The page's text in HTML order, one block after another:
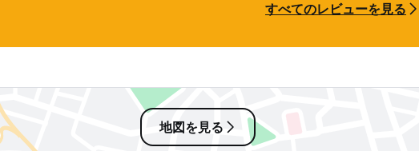
すべてのレビューを見る
地図を見る